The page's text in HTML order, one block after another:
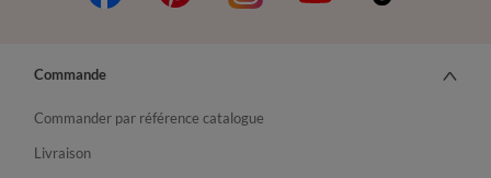
Commande
Commander par référence catalogue
Livraison